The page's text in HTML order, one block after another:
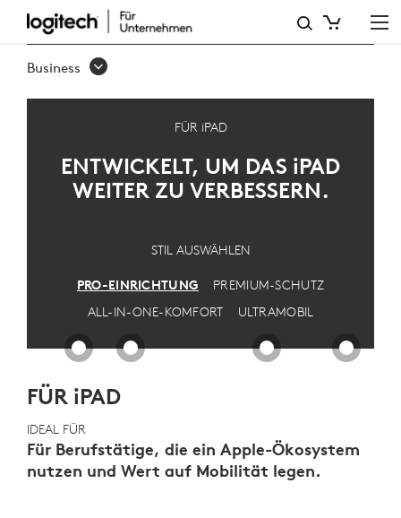
IPAD
PRO-
EINRICHTUNG
Business
FÜR iPAD
ENTWICKELT, UM DAS iPAD
WEITER ZU VERBESSERN.
STIL AUSWÄHLEN
PRO-EINRICHTUNG
PREMIUM-SCHUTZ
ALL-IN-ONE-KOMFORT
ULTRAMOBIL
FÜR iPAD
IDEAL FÜR
Für Berufstätige, die ein Apple-Ökosystem
nutzen und Wert auf Mobilität legen.